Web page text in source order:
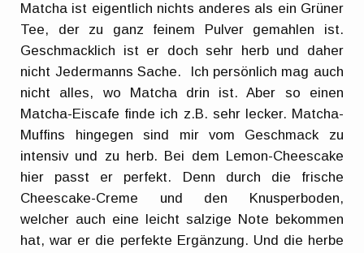
Matcha ist eigentlich nichts anderes als ein Grüner
Tee, der zu ganz feinem Pulver gemahlen ist.
Geschmacklich ist er doch sehr herb und daher
nicht Jedermanns Sache. Ich persönlich mag auch
nicht alles, wo Matcha drin ist. Aber so einen
Matcha-Eiscafe finde ich z.B. sehr lecker. Matcha-
Muffins hingegen sind mir vom Geschmack zu
intensiv und zu herb. Bei dem Lemon-Cheescake
hier passt er perfekt. Denn durch die frische
Cheescake-Creme und den Knusperboden,
welcher auch eine leicht salzige Note bekommen
hat, war er die perfekte Ergänzung. Und die herbe